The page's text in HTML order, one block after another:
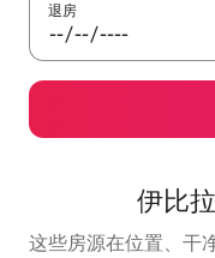
退房
伊比
这些房源在位置、干